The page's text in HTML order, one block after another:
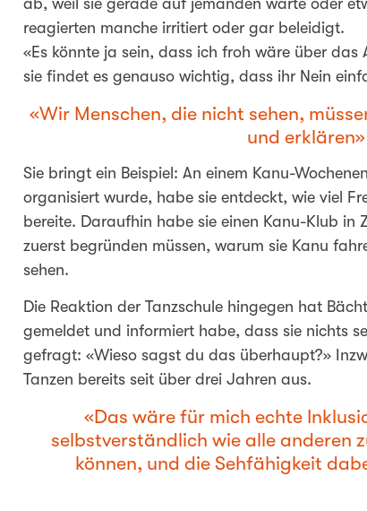
ab, weil sie gerade auf jemanden warte oder
reagierten manche irritiert oder gar beleidigt.
«Es könnte ja sein, dass ich froh wäre über
sie findet es genauso wichtig, dass ihr Nein
Wir Menschen, die nicht sehen,
und erklären
Sie bringt ein Beispiel: An einem Kanu-
organisiert wurde, habe sie entdeckt, wie viel
bereite. Daraufhin habe sie einen Kanu-Klub in
zuerst begründen müssen, warum sie Kanu
sehen.
Die Reaktion der Tanzschule hingegen hat
gemeldet und informiert habe, dass sie nichts
gefragt: «Wieso sagst du das überhaupt?»
Tanzen bereits seit über drei Jahren aus.
Das wäre für mich echte
selbstverständlich wie alle anderen
können, und die Sehfähigkeit